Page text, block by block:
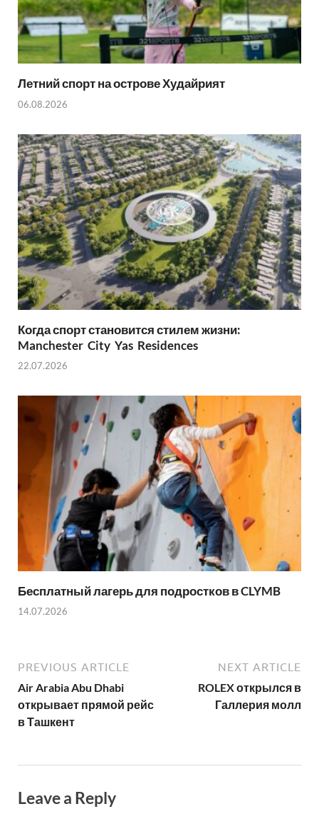
Летний спорт на острове Худайрият
06.08.2026
Когда спорт становится стилем жизни:
Manchester City Yas Residences
22.07.2026
Бесплатный лагерь для подростков в CLYMB
14.07.2026
PREVIOUS ARTICLE
Air Arabia Abu Dhabi
открывает прямой рейс
в Ташкент
NEXT ARTICLE
ROLEX открылся в
Галлерия молл
Leave a Reply